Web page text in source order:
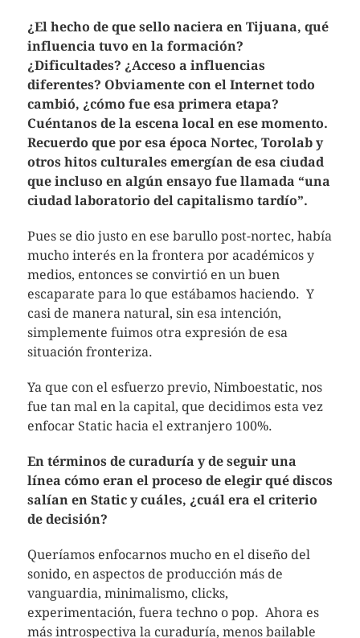
¿El hecho de que sello naciera en Tijuana, qué
influencia tuvo en la formación?
¿Dificultades? ¿Acceso a influencias
diferentes? Obviamente con el Internet todo
cambió, ¿cómo fue esa primera etapa?
Cuéntanos de la escena local en ese momento.
Recuerdo que por esa época Nortec, Torolab y
otros hitos culturales emergían de esa ciudad
que incluso en algún ensayo fue llamada “una
ciudad laboratorio del capitalismo tardío”.
Pues se dio justo en ese barullo post-nortec, había
mucho interés en la frontera por académicos y
medios, entonces se convirtió en un buen
escaparate para lo que estábamos haciendo. Y
casi de manera natural, sin esa intención,
simplemente fuimos otra expresión de esa
situación fronteriza.
Ya que con el esfuerzo previo, Nimboestatic, nos
fue tan mal en la capital, que decidimos esta vez
enfocar Static hacia el extranjero 100%.
En términos de curaduría y de seguir una
línea cómo eran el proceso de elegir qué discos
salían en Static y cuáles, ¿cuál era el criterio
de decisión?
Queríamos enfocarnos mucho en el diseño del
sonido, en aspectos de producción más de
vanguardia, minimalismo, clicks,
experimentación, fuera techno o pop. Ahora es
más introspectiva la curaduría, menos bailable